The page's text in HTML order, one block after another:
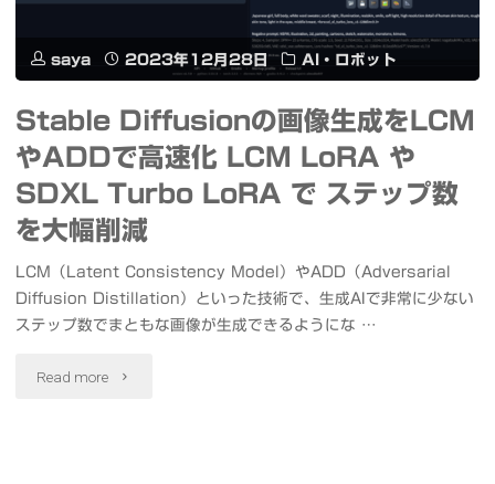
saya 2023年12月28日 AI・ロボット
Stable Diffusionの画像生成をLCM
やADDで高速化 LCM LoRA や
SDXL Turbo LoRA で ステップ数
を大幅削減
LCM（Latent Consistency Model）やADD（Adversarial
Diffusion Distillation）といった技術で、生成AIで非常に少ない
ステップ数でまともな画像が生成できるようにな …
Read more "Stable